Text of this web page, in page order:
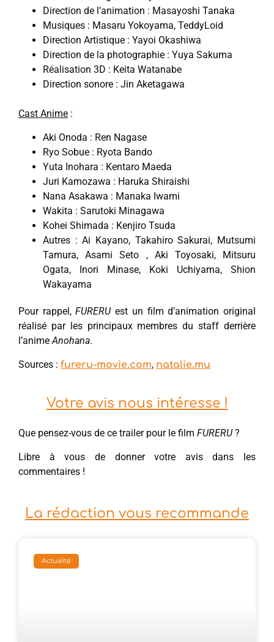
Direction de l’animation : Masayoshi Tanaka
Musiques : Masaru Yokoyama, TeddyLoid
Direction Artistique : Yayoi Okashiwa
Direction de la photographie : Yuya Sakuma
Réalisation 3D : Keita Watanabe
Direction sonore : Jin Aketagawa
Cast Anime :
Aki Onoda : Ren Nagase
Ryo Sobue : Ryota Bando
Yuta Inohara : Kentaro Maeda
Juri Kamozawa : Haruka Shiraishi
Nana Asakawa : Manaka Iwami
Wakita : Sarutoki Minagawa
Kohei Shimada : Kenjiro Tsuda
Autres : Ai Kayano, Takahiro Sakurai, Mutsumi
Tamura, Asami Seto , Aki Toyosaki, Mitsuru
Ogata, Inori Minase, Koki Uchiyama, Shion
Wakayama
Pour rappel,FURERUest un film d’animation original
réalisé par les principaux membres du staff derrière
l’animeAnohana.
Sources : fureru-movie.com, natalie.mu
Votre avis nous intéresse !
Que pensez-vous de ce trailer pour le film FURERU?
Libre à vous de donner votre avis dans les
commentaires !
La rédaction vous recommande
Actualité